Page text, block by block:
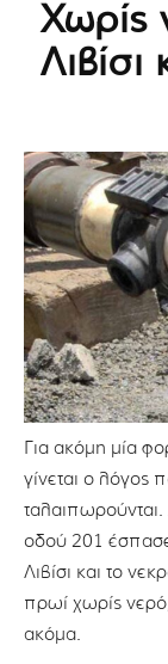
Χωρίς
Λιβίσι
Για ακόμη μία
γίνεται ο λόγος
οδού 201
Λιβίσι και το
πρωί χωρίς
ακόμα.